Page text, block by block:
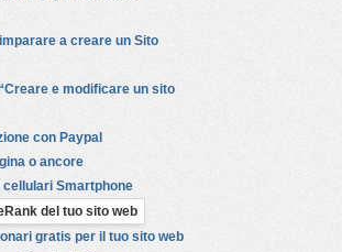
a creare un Sito
e modificare un sito
con Paypal
o ancore
Smartphone
del tuo sito web
gratis per il tuo sito web